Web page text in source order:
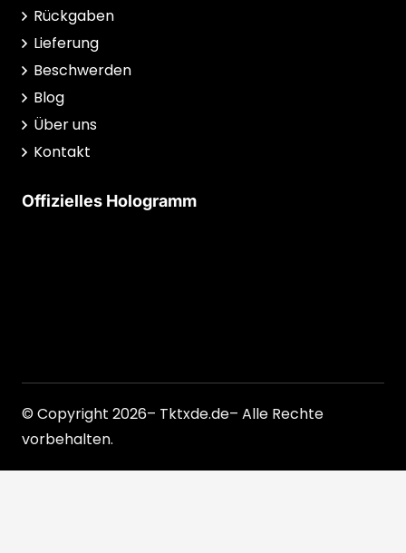
Rückgaben
Lieferung
Beschwerden
Blog
Über uns
Kontakt
Offizielles Hologramm
© Copyright 2026– Tktxde.de– Alle Rechte
vorbehalten.